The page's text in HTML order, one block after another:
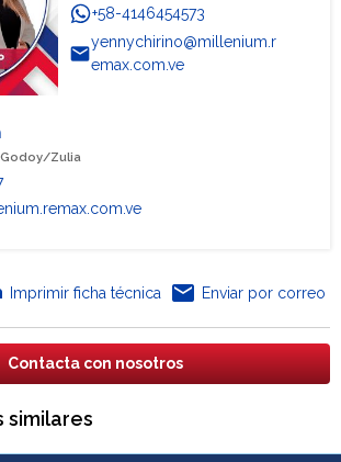
WhatsApp
+58-4146454573
email
yennychirino@millenium.r
emax.com.ve
Zulia
Imprimir ficha técnica email Enviar por correo
Contacta con nosotros
similares